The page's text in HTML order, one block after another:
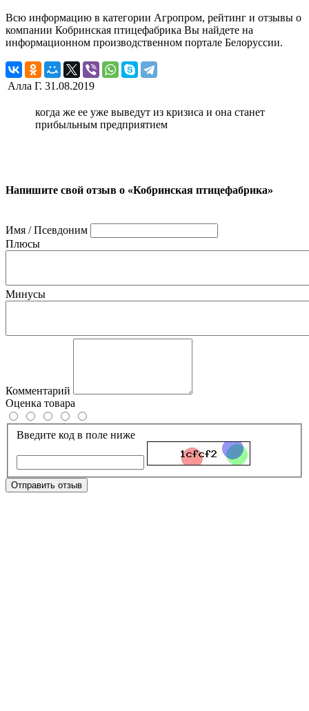
Всю информацию в категории Агропром, рейтинг и отзывы о
компании Кобринская птицефабрика Вы найдете на
информационном производственном портале Белоруссии.
Алла Г. 31.08.2019
когда же ее уже выведут из кризиса и она станет
прибыльным предприятием
Напишите свой отзыв о «Кобринская птицефабрика»
Имя / Псевдоним
Плюсы
Минусы
Комментарий
Оценка товара
Введите код в поле ниже
Отправить отзыв